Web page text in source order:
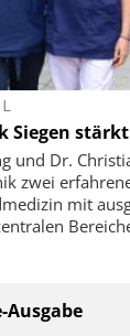
Siegen
und Dr.
zwei
mit
Ausgabe